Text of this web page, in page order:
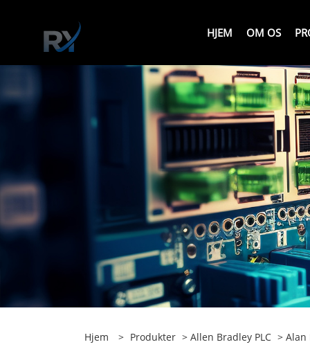
HJEM OM OS
Hjem > Produkter > Allen Bradley PLC > Alan